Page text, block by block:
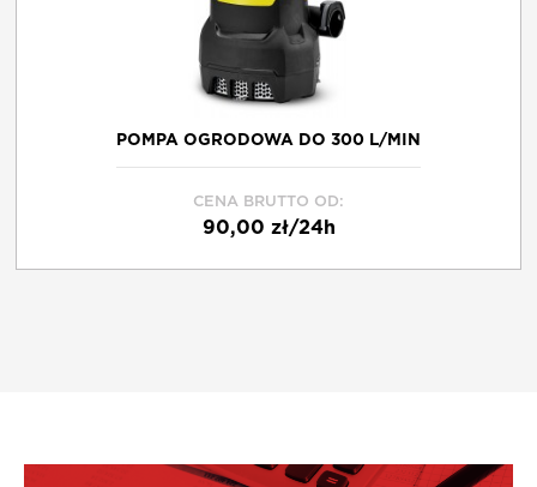
POMPA OGRODOWA DO 300 L/MIN
CENA BRUTTO OD:
90,00 zł/24h